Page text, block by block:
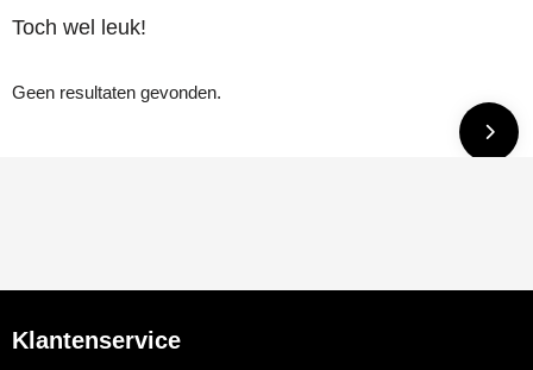
Toch wel leuk!
Geen resultaten gevonden.
Klantenservice